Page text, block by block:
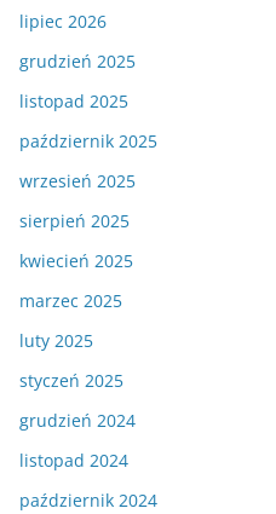
lipiec 2026
grudzień 2025
listopad 2025
październik 2025
wrzesień 2025
sierpień 2025
kwiecień 2025
marzec 2025
luty 2025
styczeń 2025
grudzień 2024
listopad 2024
październik 2024